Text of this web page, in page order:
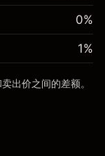
0%
1%
出价之间的差额。